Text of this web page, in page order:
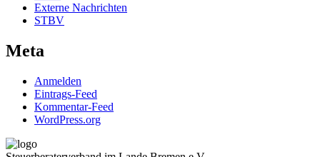
Externe Nachrichten
STBV
Meta
Anmelden
Eintrags-Feed
Kommentar-Feed
WordPress.org